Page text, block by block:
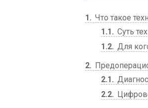
1
Что такое
1.1
Суть
1.2 Для
2
2.1
2.2